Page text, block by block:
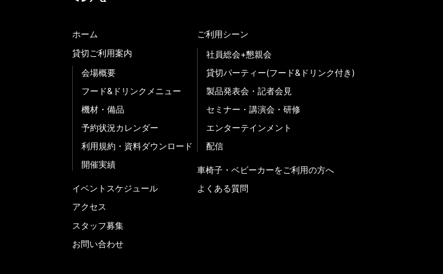
ホーム
貸切ご利用案内
会場概要
フード&ドリンクメニュー
機材・備品
予約状況カレンダー
利用規約・資料ダウンロード
開催実績
イベントスケジュール
アクセス
スタッフ募集
お問い合わせ
ご利用シーン
社員総会+懇親会
貸切パーティー(フード&ドリンク付き)
製品発表会・記者会見
セミナー・講演会・研修
エンターテインメント
配信
車椅子・ベビーカーをご利用の方へ
よくある質問